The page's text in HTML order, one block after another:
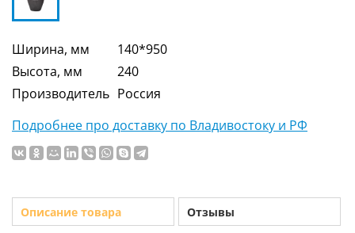
Ширина, мм
140*950
Высота, мм
240
Производитель Россия
Подробнее про доставку по Владивостоку и РФ
Описание товара Отзывы